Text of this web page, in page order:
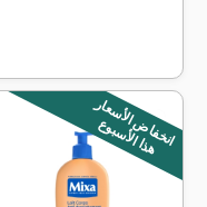
انخفاض الأسعار
هذا الأسبوع